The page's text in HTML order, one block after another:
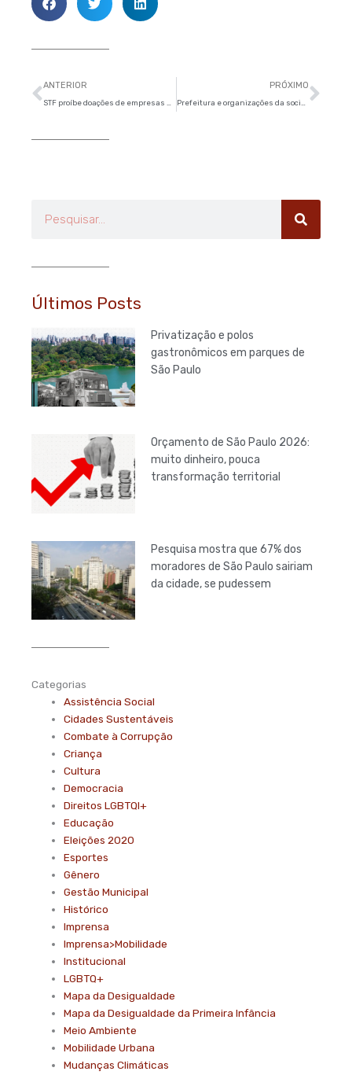
Anterior
ANTERIOR PRÓXIMO
Últimos Posts
Privatização e polos
gastronômicos em parques de
São Paulo
Orçamento de São Paulo 2026:
muito dinheiro, pouca
transformação territorial
Pesquisa mostra que 67% dos
moradores de São Paulo sairiam
da cidade, se pudessem
Categorias
Assistência Social
Cidades Sustentáveis
Combate à Corrupção
Criança
Cultura
Democracia
Direitos LGBTQI+
Educação
Eleições 2020
Esportes
Gênero
Gestão Municipal
Histórico
Imprensa
Imprensa>Mobilidade
Institucional
LGBTQ+
Mapa da Desigualdade
Mapa da Desigualdade da Primeira Infância
Meio Ambiente
Mobilidade Urbana
Mudanças Climáticas